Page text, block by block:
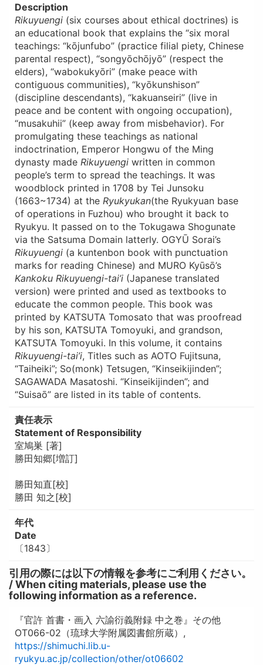
Description
Rikuyuengi(six courses about ethical doctrines) is
an educational book that explains the “six moral
teachings: “kōjunfubo” (practice filial piety, Chinese
parental respect), “songyōchōjyō” (respect the
elders), “wabokukyōri” (make peace with
contiguous communities), “kyōkunshison”
(discipline descendants), “kakuanseiri” (live in
peace and be content with ongoing occupation),
“musakuhii” (keep away from misbehavior). For
promulgating these teachings as national
indoctrination, Emperor Hongwu of the Ming
dynasty made Rikuyuengiwritten in common
people’s term to spread the teachings. It was
woodblock printed in 1708 by Tei Junsoku
(1663~1734) at the Ryukyukan(the Ryukyuan base
of operations in Fuzhou) who brought it back to
Ryukyu. It passed on to the Tokugawa Shogunate
via the Satsuma Domain latterly. OGYŪ Sorai’s
Rikuyuengi(a kuntenbon book with punctuation
marks for reading Chinese) and MURO Kyūsō’s
Kankoku Rikuyuengi-tai’i(Japanese translated
version) were printed and used as textbooks to
educate the common people. This book was
printed by KATSUTA Tomosato that was proofread
by his son, KATSUTA Tomoyuki, and grandson,
KATSUTA Tomoyuki. In this volume, it contains
Rikuyuengi-tai’i, Titles such as AOTO Fujitsuna,
“Taiheiki”; So(monk) Tetsugen, “Kinseikijinden”;
SAGAWADA Masatoshi. “Kinseikijinden”; and
“Suisaō” are listed in its table of contents.
責任表示
Statement of Responsibility
室鳩巣 [著]
勝田知郷[増訂]
勝田知直[校]
勝田 知之[校]
年代
Date
〔1843〕
引用の際には以下の情報を参考にご利用ください。
/ When citing materials, please use the
following information as a reference.
『官許 首書・画入 六諭衍義附録 中之巻』その他
OT066-02（琉球大学附属図書館所蔵）,
https://shimuchi.lib.u-
ryukyu.ac.jp/collection/other/ot06602